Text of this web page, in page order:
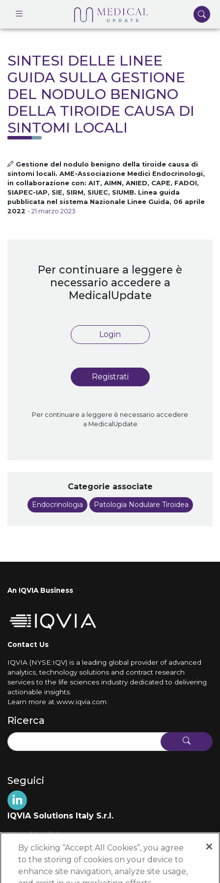
SINTESI DELLE LINEE
GUIDA SULLA GESTIONE
DEL NODULO BENIGNO
DELLA TIROIDE CAUSA DI
SINTOMI LOCALI
Gestione del nodulo benigno della tiroide causa di
sintomi locali. AME-Associazione Medici Endocrinologi,
in collaborazione con: AIT, AIMN, ANIED, CAPE, FADOI,
SIAPEC-IAP, SIE, SIRM, SIUEC, SIUMB. Linea guida
pubblicata nel sistema Nazionale Linee Guida, 06 aprile
2022 - 21 marzo 2023
Per continuare a leggere è
necessario accedere a
MedicalUpdate
Login
Registrati
Per continuare a leggere è necessario accedere
a MedicalUpdate
Categorie associate
Endocrinologia Patologia Nodulare Tiroidea
An IQVIA Business
Contact Us
IQVIA (NYSE:IQV) is a leading global provider of advanced
analytics, technology solutions and contract research
services to the life sciences industry dedicated to delivering
actionable insights.
Learn more at www.iqvia.com
Ricerca
Seguici
IQVIA Solutions Italy S.r.l.
Via Fabio Filzi, 29
20124 Milano (MI)
Italia
+39 02 697 861
By clicking “Accept All Cookies”, you agree
to the storing of cookies on your device to
enhance site navigation, analyze site usage,